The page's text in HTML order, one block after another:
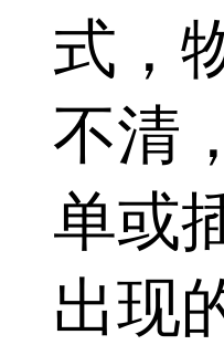
式，
不清
单或
出现